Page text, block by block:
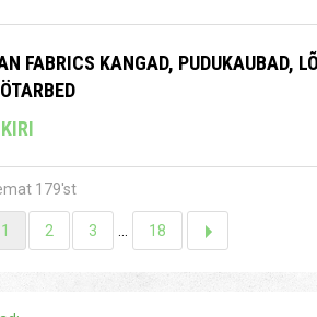
FABRICS KANGAD, PUDUKAUBAD,
179'st
1 2 3 18